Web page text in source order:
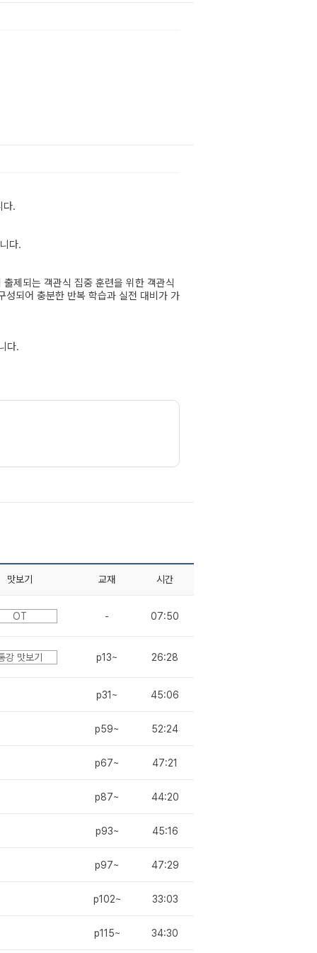
다.
다.
제되는 객관식 집중 훈련을 위한 객관식
되어 충분한 반복 학습과 실전 대비가 가
다.
맛보기 교재 시간
OT - 07:50
강 맛보기 p13~ 26:28
p31~ 45:06
p59~ 52:24
p67~ 47:21
p87~ 44:20
p93~ 45:16
p97~ 47:29
p102~ 33:03
p115~ 34:30